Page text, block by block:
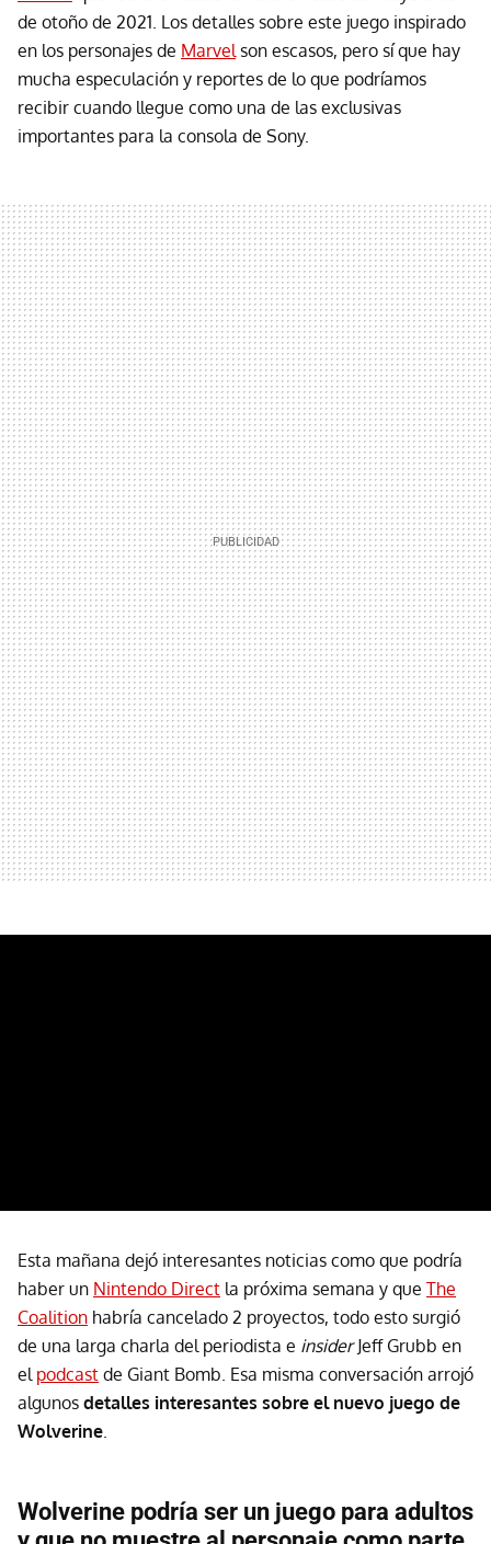
de otoño de 2021. Los detalles sobre este juego inspirado
en los personajes de Marvel son escasos, pero sí que hay
mucha especulación y reportes de lo que podríamos
recibir cuando llegue como una de las exclusivas
importantes para la consola de Sony.
Esta mañana dejó interesantes noticias como que podría
haber un Nintendo Direct la próxima semana y que The
Coalition habría cancelado 2 proyectos, todo esto surgió
de una larga charla del periodista e insiderJeff Grubb en
el podcast de Giant Bomb. Esa misma conversación arrojó
algunos detalles interesantes sobre el nuevo juego de
Wolverine
Wolverine podría ser un juego para adultos